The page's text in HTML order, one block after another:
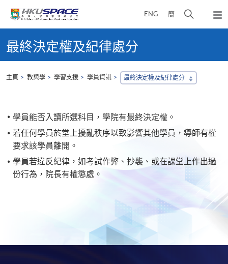
ENG 簡
開
彈
出
單
content
start最終決定權及紀律處分
主頁 教與學 學習支援 學員資訊 最終決定權及紀律處分
學員能否入讀所選科目，學院有最終決定權。
若任何學員於堂上擾亂秩序以致影響其他學員，導師有權
要求該學員離開。
學員若違反紀律，如考試作弊、抄襲、或在課堂上作出過
份行為，院長有權懲處。